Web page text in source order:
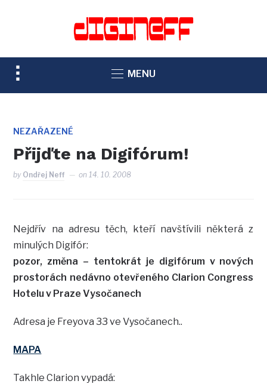
TOGGLE
SIDEBAR
NAVIGATION
MENU
NEZAŘAZENÉ
Přijďte na Digifórum!
by Ondřej Neff on14. 10. 2008
Nejdřív na adresu těch, kteří navštívili některá z
minulých Digifór:
pozor, změna – tentokrát je digifórum v nových
prostorách nedávno otevřeného Clarion Congress
Hotelu v Praze Vysočanech
Adresa je Freyova 33 ve Vysočanech..
MAPA
Takhle Clarion vypadá: